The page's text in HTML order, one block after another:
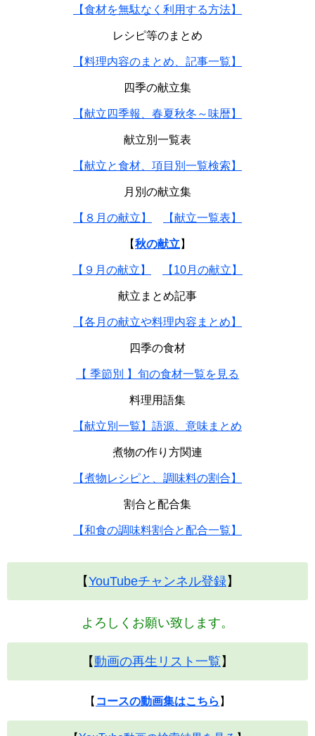
【食材を無駄なく利用する方法】
レシピ等のまとめ
【料理内容のまとめ、記事一覧】
四季の献立集
【献立四季報、春夏秋冬～味暦】
献立別一覧表
【献立と食材、項目別一覧検索】
月別の献立集
【８月の献立】 【献立一覧表】
【秋の献立 】
【９月の献立】 【10月の献立】
献立まとめ記事
【各月の献立や料理内容まとめ】
四季の食材
【 季節別 】旬の食材一覧を見る
料理用語集
【献立別一覧】語源、意味まとめ
煮物の作り方関連
【煮物レシピと、調味料の割合】
割合と配合集
【和食の調味料割合と配合一覧】
【YouTubeチャンネル登録】
よろしくお願い致します。
【動画の再生リスト一覧 】
【 コースの動画集はこちら 】